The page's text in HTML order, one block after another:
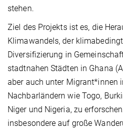
stehen.
Ziel des Projekts ist es, die
Klimawandels, der
Diversifizierung in
stadtnahen Städten in Ghana
aber auch unter Migrant*innen
Nachbarländern wie Togo,
Niger und Nigeria, zu
insbesondere auf große